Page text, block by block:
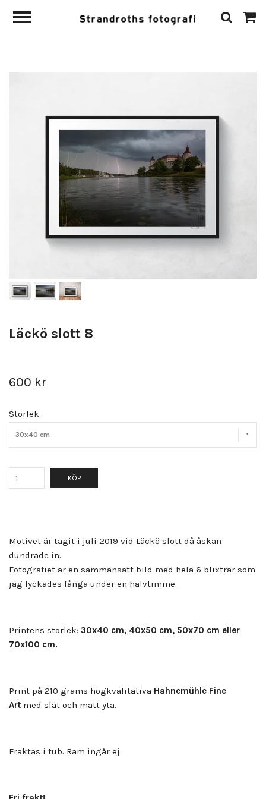
Läckö slott 8
600 kr
Storlek
30x40 cm
KÖP
Motivet är tagit i juli 2019 vid Läckö slott då åskan
dundrade in.
Fotografiet är en sammansatt bild med hela 6 blixtrar som
jag lyckades fånga under en halvtimme.
Printens storlek: 30x40 cm, 40x50 cm, 50x70 cm eller
70x100 cm.
Print på 210 grams högkvalitativa Hahnemühle Fine
Art med slät och matt yta.
Fraktas i tub. Ram ingår ej.